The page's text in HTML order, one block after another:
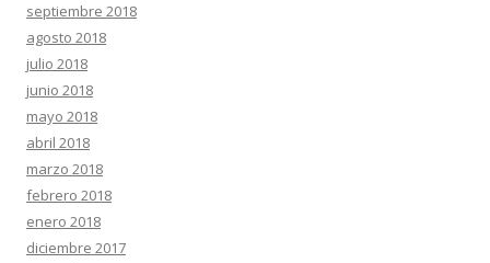
septiembre 2018
agosto 2018
julio 2018
junio 2018
mayo 2018
abril 2018
marzo 2018
febrero 2018
enero 2018
diciembre 2017